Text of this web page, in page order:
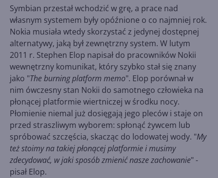
Symbian przestał wchodzić w grę, a prace nad
własnym systemem były opóźnione o co najmniej rok.
Nokia musiała wtedy skorzystać z jedynej dostępnej
alternatywy, jaką był zewnętrzny system. W lutym
2011 r. Stephen Elop napisał do pracowników Nokii
wewnętrzny komunikat, który szybko stał się znany
jako "The burning platform memo". Elop porównał w
nim ówczesny stan Nokii do samotnego człowieka na
płonącej platformie wiertniczej w środku nocy.
Płomienie niemal już dosięgają jego pleców i staje on
przed straszliwym wyborem: spłonąć żywcem lub
spróbować szczęścia, skacząc do lodowatej wody. "My
też stoimy na takiej płonącej platformie i musimy
zdecydować, w jaki sposób zmienić nasze zachowanie" -
pisał Elop.